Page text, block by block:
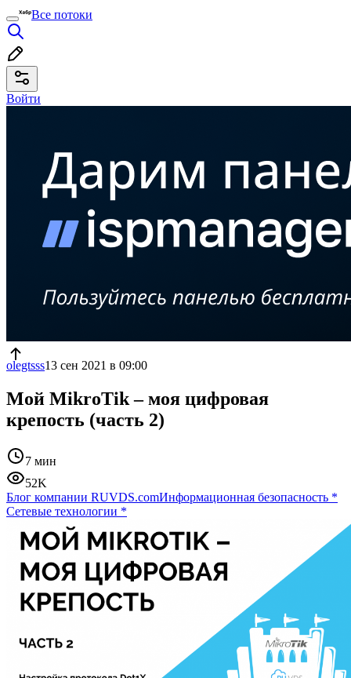
Все потоки
Войти
olegtsss13 сен 2021 в 09:00
Мой MikroTik – моя цифровая
крепость (часть 2)
7 мин
52K
Блог компании RUVDS.comИнформационная безопасность *
Сетевые технологии *